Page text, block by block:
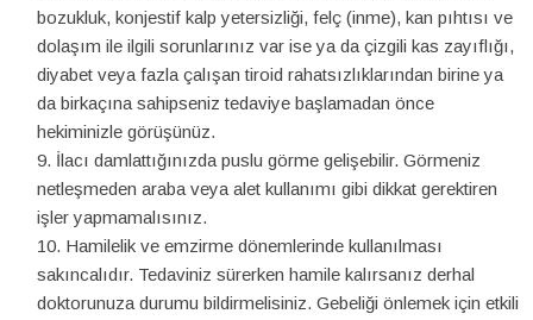
bozukluk, konjestif kalp yetersizliği, felç (inme), kan pıhtısı ve
dolaşım ile ilgili sorunlarınız var ise ya da çizgili kas zayıflığı,
diyabet veya fazla çalışan tiroid rahatsızlıklarından birine ya
da birkaçına sahipseniz tedaviye başlamadan önce
hekiminizle görüşünüz.
İlacı damlattığınızda puslu görme gelişebilir. Görmeniz
netleşmeden araba veya alet kullanımı gibi dikkat gerektiren
işler yapmamalısınız.
Hamilelik ve emzirme dönemlerinde kullanılması
sakıncalıdır. Tedaviniz sürerken hamile kalırsanız derhal
doktorunuza durumu bildirmelisiniz. Gebeliği önlemek için etkili